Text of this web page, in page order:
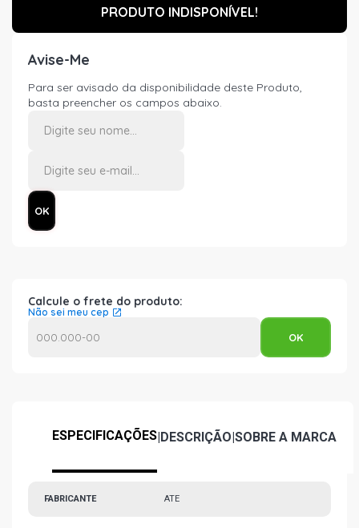
PRODUTO INDISPONÍVEL!
Avise-Me
Para ser avisado da disponibilidade deste Produto,
basta preencher os campos abaixo.
Calcule o frete do produto:
Não sei meu cep
ESPECIFICAÇÕES|DESCRIÇÃO|SOBRE A MARCA
FABRICANTE ATE